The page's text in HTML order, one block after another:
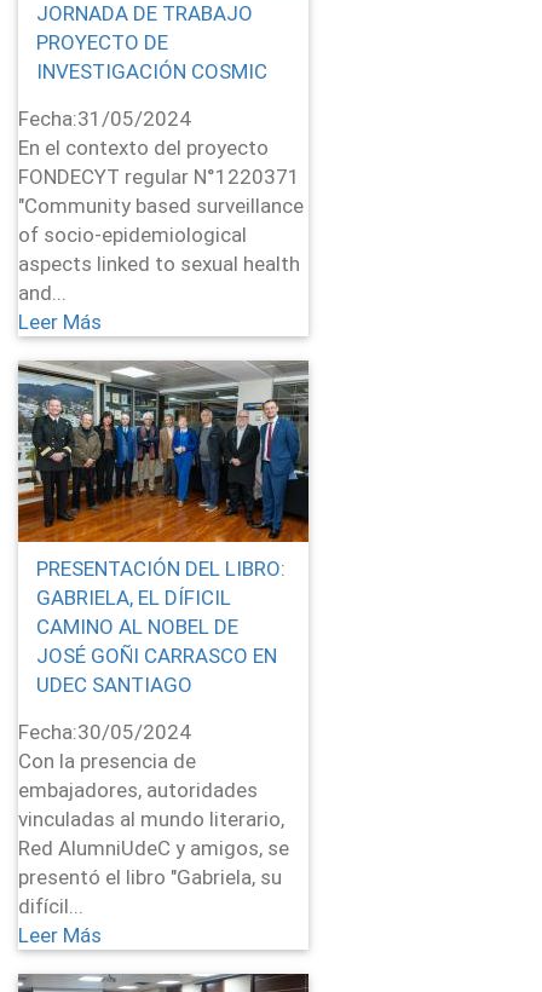
JORNADA DE TRABAJO
PROYECTO DE
INVESTIGACIÓN COSMIC
Fecha:31/05/2024
En el contexto del proyecto
FONDECYT regular N°1220371
"Community based surveillance
of socio-epidemiological
aspects linked to sexual health
and...
Leer Más
PRESENTACIÓN DEL LIBRO:
GABRIELA, EL DÍFICIL
CAMINO AL NOBEL DE
JOSÉ GOÑI CARRASCO EN
UDEC SANTIAGO
Fecha:30/05/2024
Con la presencia de
embajadores, autoridades
vinculadas al mundo literario,
Red AlumniUdeC y amigos, se
presentó el libro "Gabriela, su
difícil...
Leer Más